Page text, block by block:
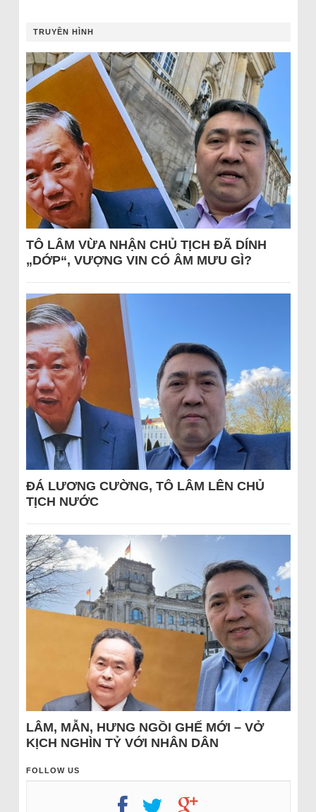
TRUYỀN HÌNH
TÔ LÂM VỪA NHẬN CHỦ TỊCH ĐÃ DÍNH
„DỚP“, VƯỢNG VIN CÓ ÂM MƯU GÌ?
ĐÁ LƯƠNG CƯỜNG, TÔ LÂM LÊN CHỦ
TỊCH NƯỚC
LÂM, MẪN, HƯNG NGỒI GHẾ MỚI – VỞ
KỊCH NGHÌN TỶ VỚI NHÂN DÂN
FOLLOW US